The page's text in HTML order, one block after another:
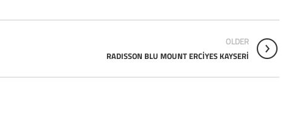
OLDER
RADISSON BLU MOUNT ERCİYES KAYSERİ